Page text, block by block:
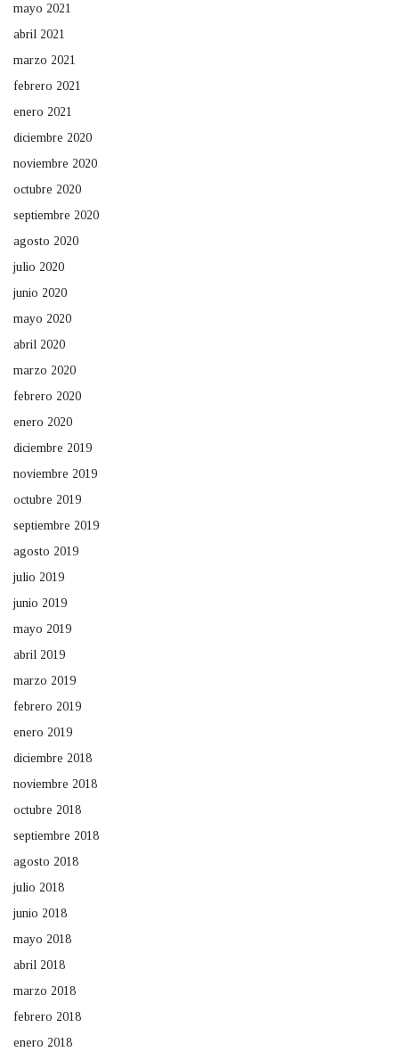
mayo 2021
abril 2021
marzo 2021
febrero 2021
enero 2021
diciembre 2020
noviembre 2020
octubre 2020
septiembre 2020
agosto 2020
julio 2020
junio 2020
mayo 2020
abril 2020
marzo 2020
febrero 2020
enero 2020
diciembre 2019
noviembre 2019
octubre 2019
septiembre 2019
agosto 2019
julio 2019
junio 2019
mayo 2019
abril 2019
marzo 2019
febrero 2019
enero 2019
diciembre 2018
noviembre 2018
octubre 2018
septiembre 2018
agosto 2018
julio 2018
junio 2018
mayo 2018
abril 2018
marzo 2018
febrero 2018
enero 2018